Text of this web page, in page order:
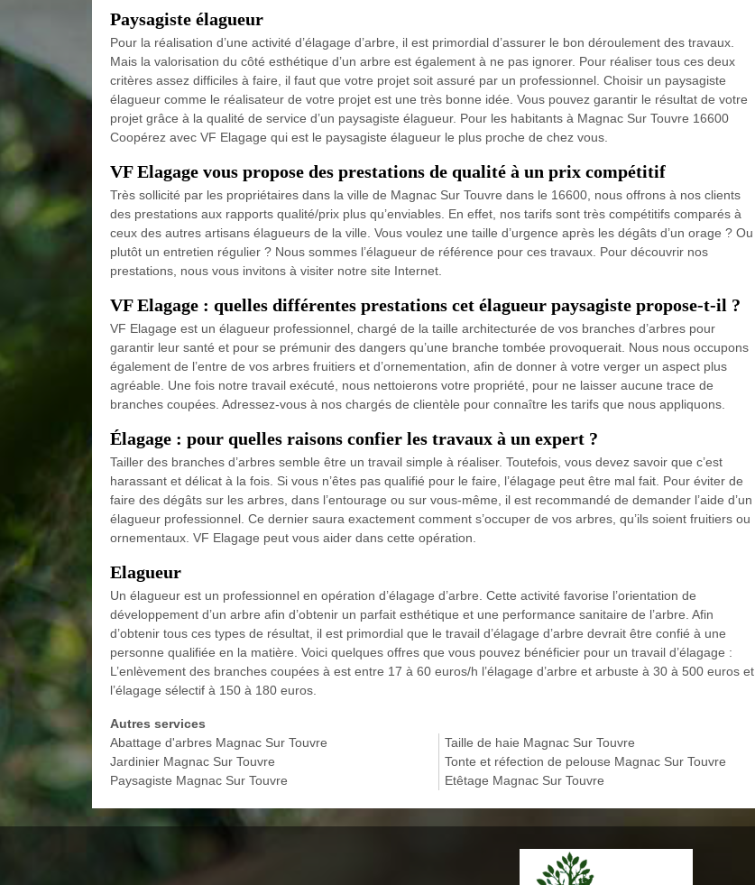
Paysagiste élagueur
Pour la réalisation d’une activité d’élagage d’arbre, il est primordial d’assurer le bon déroulement des travaux.
Mais la valorisation du côté esthétique d’un arbre est également à ne pas ignorer. Pour réaliser tous ces deux
critères assez difficiles à faire, il faut que votre projet soit assuré par un professionnel. Choisir un paysagiste
élagueur comme le réalisateur de votre projet est une très bonne idée. Vous pouvez garantir le résultat de votre
projet grâce à la qualité de service d’un paysagiste élagueur. Pour les habitants à Magnac Sur Touvre 16600
Coopérez avec VF Elagage qui est le paysagiste élagueur le plus proche de chez vous.
VF Elagage vous propose des prestations de qualité à un prix compétitif
Très sollicité par les propriétaires dans la ville de Magnac Sur Touvre dans le 16600, nous offrons à nos clients
des prestations aux rapports qualité/prix plus qu’enviables. En effet, nos tarifs sont très compétitifs comparés à
ceux des autres artisans élagueurs de la ville. Vous voulez une taille d’urgence après les dégâts d’un orage ? Ou
plutôt un entretien régulier ? Nous sommes l’élagueur de référence pour ces travaux. Pour découvrir nos
prestations, nous vous invitons à visiter notre site Internet.
VF Elagage : quelles différentes prestations cet élagueur paysagiste propose-t-il ?
VF Elagage est un élagueur professionnel, chargé de la taille architecturée de vos branches d’arbres pour
garantir leur santé et pour se prémunir des dangers qu’une branche tombée provoquerait. Nous nous occupons
également de l’entre de vos arbres fruitiers et d’ornementation, afin de donner à votre verger un aspect plus
agréable. Une fois notre travail exécuté, nous nettoierons votre propriété, pour ne laisser aucune trace de
branches coupées. Adressez-vous à nos chargés de clientèle pour connaître les tarifs que nous appliquons.
Élagage : pour quelles raisons confier les travaux à un expert ?
Tailler des branches d’arbres semble être un travail simple à réaliser. Toutefois, vous devez savoir que c’est
harassant et délicat à la fois. Si vous n’êtes pas qualifié pour le faire, l’élagage peut être mal fait. Pour éviter de
faire des dégâts sur les arbres, dans l’entourage ou sur vous-même, il est recommandé de demander l’aide d’un
élagueur professionnel. Ce dernier saura exactement comment s’occuper de vos arbres, qu’ils soient fruitiers ou
ornementaux. VF Elagage peut vous aider dans cette opération.
Elagueur
Un élagueur est un professionnel en opération d’élagage d’arbre. Cette activité favorise l’orientation de
développement d’un arbre afin d’obtenir un parfait esthétique et une performance sanitaire de l’arbre. Afin
d’obtenir tous ces types de résultat, il est primordial que le travail d’élagage d’arbre devrait être confié à une
personne qualifiée en la matière. Voici quelques offres que vous pouvez bénéficier pour un travail d’élagage :
L’enlèvement des branches coupées à est entre 17 à 60 euros/h l’élagage d’arbre et arbuste à 30 à 500 euros et
l’élagage sélectif à 150 à 180 euros.
Autres services
Abattage d'arbres Magnac Sur Touvre
Jardinier Magnac Sur Touvre
Paysagiste Magnac Sur Touvre
Taille de haie Magnac Sur Touvre
Tonte et réfection de pelouse Magnac Sur Touvre
Etêtage Magnac Sur Touvre